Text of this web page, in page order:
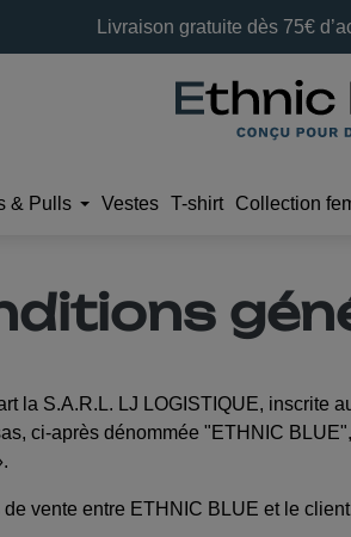
Livraison gratuite dès 75€
& Pulls Vestes T-shirt Collection
la S.A.R.L. LJ LOGISTIQUE,
ci-après dénommée "ETHNIC
vente entre ETHNIC BLUE et le